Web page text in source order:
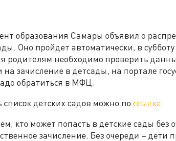
образования Самары объявил о
Оно пройдет автоматически, в
родителям необходимо проверить
зачисление в детсады, на портале
обратиться в МФЦ.
список детских садов можно по ссылке.
кто может попасть в детские сады без
зачисление. Без очереди – дети